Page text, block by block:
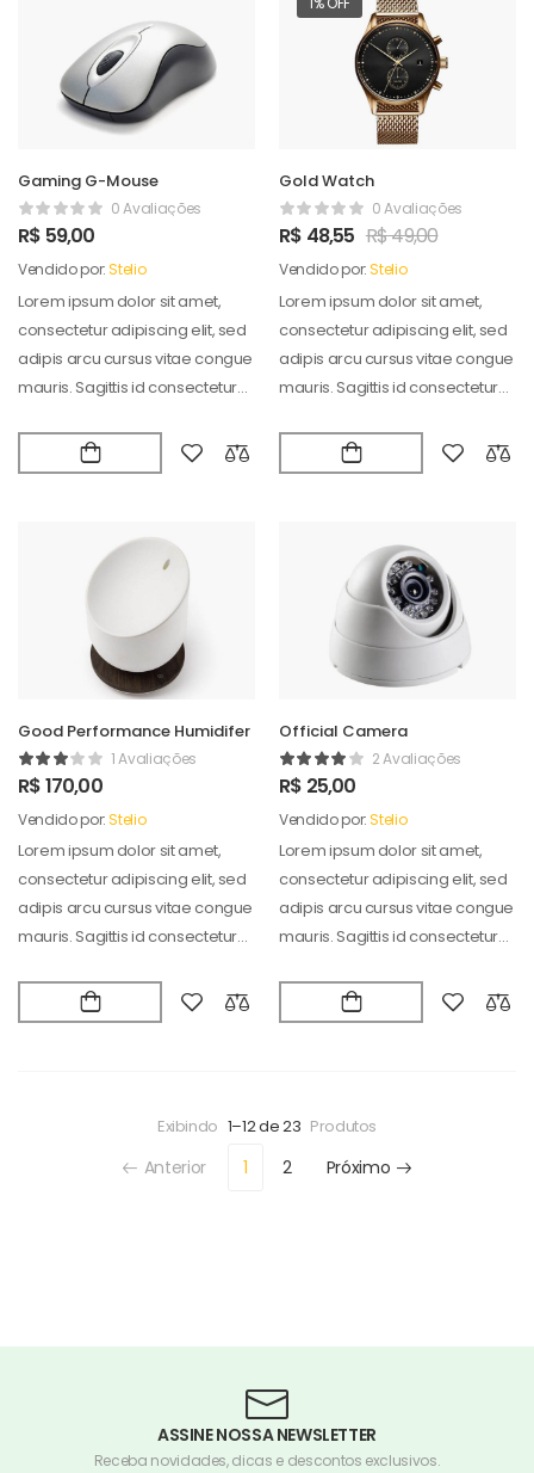
Gaming G-Mouse
0 Avaliações
R$ 59,00
Vendido por:Stelio
Lorem ipsum dolor sit amet,
consectetur adipiscing elit, sed
adipis arcu cursus vitae congue
mauris. Sagittis id consectetur
Gold Watch
0 Avaliações
R$ 48,55 R$49,00
Vendido por:Stelio
Lorem ipsum dolor sit amet,
consectetur adipiscing elit, sed
adipis arcu cursus vitae congue
mauris. Sagittis id consectetur
Good Performance Humidifer
1 Avaliações
R$170,00
Vendido por:Stelio
Lorem ipsum dolor sit amet,
consectetur adipiscing elit, sed
adipis arcu cursus vitae congue
mauris. Sagittis id consectetur
Official Camera
2 Avaliações
R$ 25,00
Vendido por:Stelio
Lorem ipsum dolor sit amet,
consectetur adipiscing elit, sed
adipis arcu cursus vitae congue
mauris. Sagittis id consectetur
Exibindo 1–12 de 23 Produtos
Anterior 1 2 Próximo
ASSINE NOSSA NEWSLETTER
Receba novidades, dicas e descontos exclusivos.